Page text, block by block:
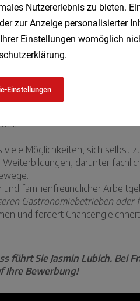
Nutzererlebnis zu bieten.
zur Anzeige personalisierter
Einstellungen womöglich
.
Einstellungen